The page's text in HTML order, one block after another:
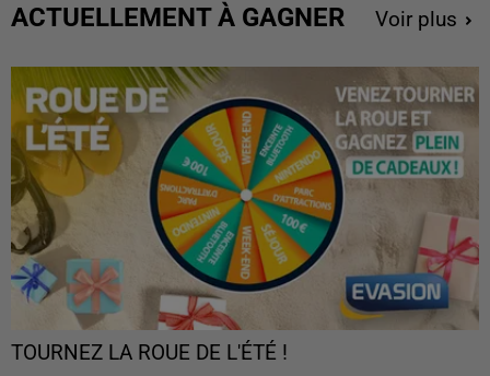
ACTUELLEMENT À GAGNER Voir plus
TOURNEZ LA ROUE DE L'ÉTÉ !